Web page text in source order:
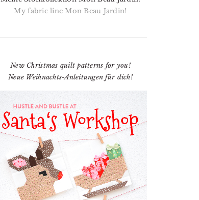
My fabric line Mon Beau Jardin!
New Christmas quilt patterns for you!
Neue Weihnachts-Anleitungen für dich!